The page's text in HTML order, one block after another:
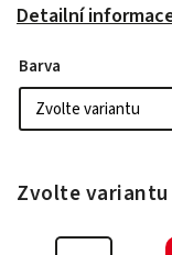
Detailní
Barva
Zvolte variantu